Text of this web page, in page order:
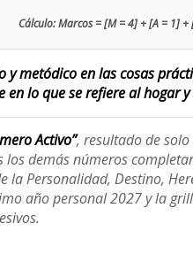
Cálculo: Marcos = [M = 4] + [A = 1]
y metódico en las cosas
en lo que se refiere al hogar
Activo”, resultado de
los demás números
la Personalidad, Destino,
año personal 2027 y la